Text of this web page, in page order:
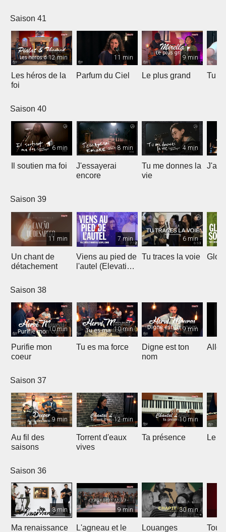
Saison 41
12 min
Les héros de la
foi
11 min
Parfum du Ciel
9 min
Le plus grand Tu
Saison 40
6 min
Il soutien ma foi
8 min
J'essayerai
encore
4 min
Tu me donnes la
vie
J'ai
Saison 39
11 min
Un chant de
détachement
7 min
Viens au pied de
l'autel (Elevation
6 min
Tu traces la voie
Saison 38
10 min
Purifie mon
coeur
10 min
Tu es ma force
9 min
Digne est ton
nom
Saison 37
9 min
Au fil des
saisons
12 min
Torrent d'eaux
vives
10 min
Ta présence Le
Saison 36
3 min
Ma renaissance
9 min
L'agneau et le
30 min
Louanges Tout